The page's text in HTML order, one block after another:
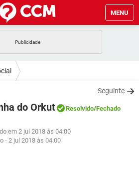
MENU
GMAIL
GMAIL
WHATSAPP
EXCEL
WHATSAPP
Seguinte
do Orkut Resolvido/Fechado
em 2 jul 2018 às 04:00
-2 jul 2018 às 04:00